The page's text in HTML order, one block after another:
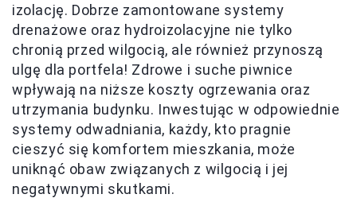
izolację. Dobrze zamontowane systemy
drenażowe oraz hydroizolacyjne nie tylko
chronią przed wilgocią, ale również przynoszą
ulgę dla portfela! Zdrowe i suche piwnice
wpływają na niższe koszty ogrzewania oraz
utrzymania budynku. Inwestując w odpowiednie
systemy odwadniania, każdy, kto pragnie
cieszyć się komfortem mieszkania, może
uniknąć obaw związanych z wilgocią i jej
negatywnymi skutkami.